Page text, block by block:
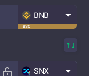
BSC
BNB
SNX